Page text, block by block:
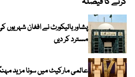
پشاور ہائیکورٹ نے افغان
مسترد کر دیں